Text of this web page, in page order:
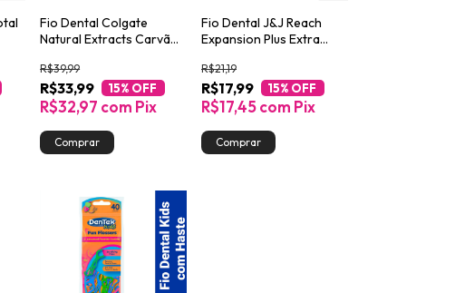
Fio Dental Colgate
Natural Extracts Carvão
R$33,99
R$39,99
15% OFF
R$32,97 com Pix
Fio Dental J&J Reach
Expansion Plus Extra
R$17,99
R$21,19
15% OFF
R$17,45com Pix